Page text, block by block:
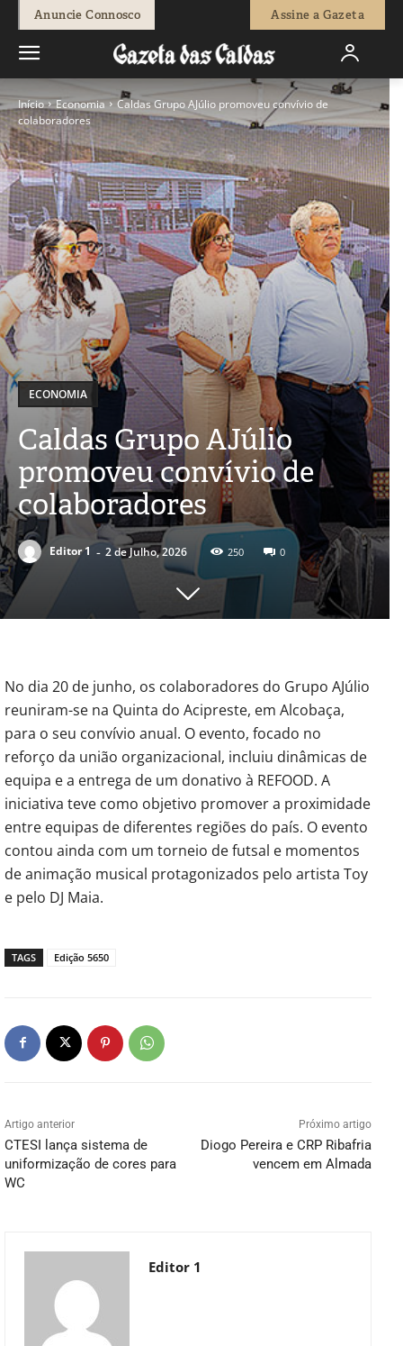
Anuncie Connosco Assine a Gazeta
Início Economia
Caldas Grupo AJúlio promoveu convívio de
colaboradores
ECONOMIA
Caldas Grupo AJúlio
promoveu convívio de
colaboradores
Editor 1 - 2 de Julho, 2026 250 0
No dia 20 de junho, os colaboradores do Grupo AJúlio
reuniram-se na Quinta do Acipreste, em Alcobaça,
para o seu convívio anual. O evento, focado no
reforço da união organizacional, incluiu dinâmicas de
equipa e a entrega de um donativo à REFOOD. A
iniciativa teve como objetivo promover a proximidade
entre equipas de diferentes regiões do país. O evento
contou ainda com um torneio de futsal e momentos
de animação musical protagonizados pelo artista Toy
e pelo DJ Maia.
TAGS Edição 5650
Artigo anterior
CTESI lança sistema de
uniformização de cores para
WC
Próximo artigo
Diogo Pereira e CRP Ribafria
vencem em Almada
Editor 1